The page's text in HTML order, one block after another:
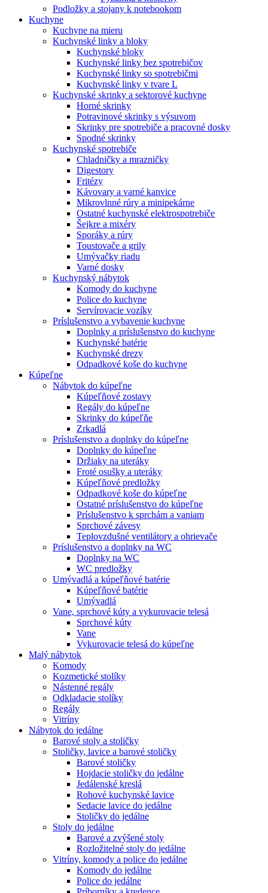
Podložky a stojany k notebookom
Kuchyne
Kuchyne na mieru
Kuchynské linky a bloky
Kuchynské bloky
Kuchynské linky bez spotrebičov
Kuchynské linky so spotrebičmi
Kuchynské linky v tvare L
Kuchynské skrinky a sektorové kuchyne
Horné skrinky
Potravinové skrinky s výsuvom
Skrinky pre spotrebiče a pracovné dosky
Spodné skrinky
Kuchynské spotrebiče
Chladničky a mrazničky
Digestory
Fritézy
Kávovary a varné kanvice
Mikrovlnné rúry a minipekárne
Ostatné kuchynské elektrospotrebiče
Šejkre a mixéry
Sporáky a rúry
Toustovače a grily
Umývačky riadu
Varné dosky
Kuchynský nábytok
Komody do kuchyne
Police do kuchyne
Servírovacie vozíky
Príslušenstvo a vybavenie kuchyne
Doplnky a príslušenstvo do kuchyne
Kuchynské batérie
Kuchynské drezy
Odpadkové koše do kuchyne
Kúpeľne
Nábytok do kúpeľne
Kúpeľňové zostavy
Regály do kúpeľne
Skrinky do kúpeľňe
Zrkadlá
Príslušenstvo a doplnky do kúpeľne
Doplnky do kúpeľne
Držiaky na uteráky
Froté osušky a uteráky
Kúpeľňové predložky
Odpadkové koše do kúpeľne
Ostatné príslušenstvo do kúpeľne
Príslušenstvo k sprchám a vaniam
Sprchové závesy
Teplovzdušné ventilátory a ohrievače
Príslušenstvo a doplnky na WC
Doplnky na WC
WC predložky
Umývadlá a kúpeľňové batérie
Kúpeľňové batérie
Umývadlá
Vane, sprchové kúty a vykurovacie telesá
Sprchové kúty
Vane
Vykurovacie telesá do kúpeľne
Malý nábytok
Komody
Kozmetické stolíky
Nástenné regály
Odkladacie stolíky
Regály
Vitríny
Nábytok do jedálne
Barové stoly a stoličky
Stoličky, lavice a barové stoličky
Barové stoličky
Hojdacie stoličky do jedálne
Jedálenské kreslá
Rohové kuchynské lavice
Sedacie lavice do jedálne
Stoličky do jedálne
Stoly do jedálne
Barové a zvýšené stoly
Rozložitelné stoly do jedálne
Vitríny, komody a police do jedálne
Komody do jedálne
Police do jedálne